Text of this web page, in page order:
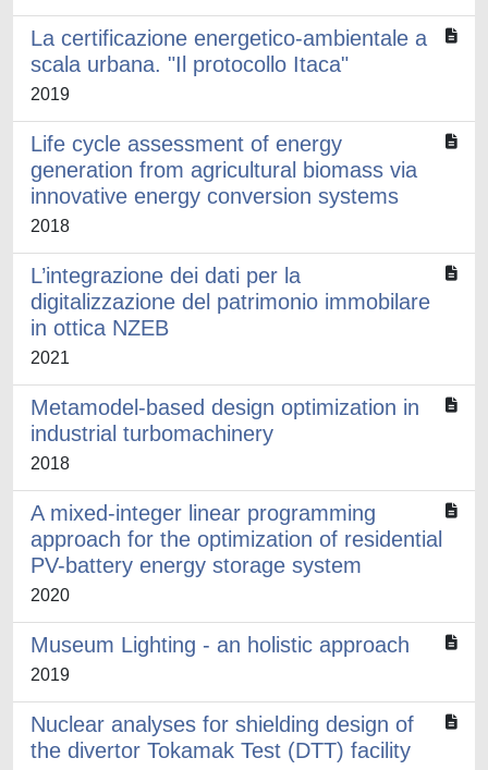
La certificazione energetico-ambientale a
scala urbana. "Il protocollo Itaca"
2019
Life cycle assessment of energy
generation from agricultural biomass via
innovative energy conversion systems
2018
L’integrazione dei dati per la
digitalizzazione del patrimonio immobilare
in ottica NZEB
2021
Metamodel-based design optimization in
industrial turbomachinery
2018
A mixed-integer linear programming
approach for the optimization of residential
PV-battery energy storage system
2020
Museum Lighting - an holistic approach
2019
Nuclear analyses for shielding design of
the divertor Tokamak Test (DTT) facility